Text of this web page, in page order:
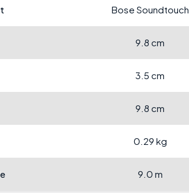
Bose Soundtouch
9.8 cm
3.5 cm
9.8 cm
0.29 kg
9.0 m